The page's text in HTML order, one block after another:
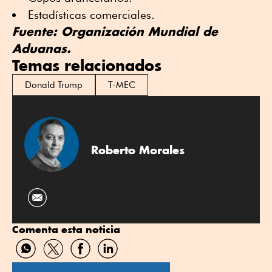
Estadísticas comerciales.
Fuente: Organización Mundial de
Aduanas.
Temas relacionados
Donald Trump T-MEC
Roberto Morales
Comenta esta noticia
Compartir
por
Compartir
por
Compartir
por
Compartir
por